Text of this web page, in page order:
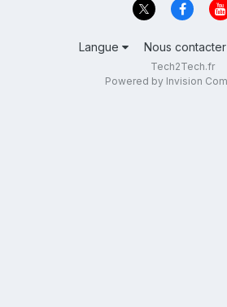
Langue Nous contacter
Tech2Tech.fr
Powered by Invision